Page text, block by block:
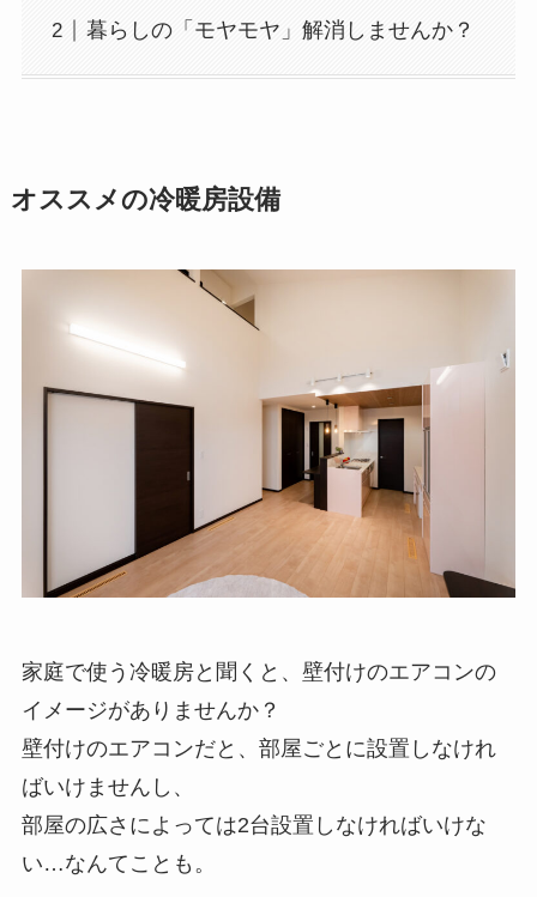
暮らしの「モヤモヤ」解消しませんか？
オススメの冷暖房設備
家庭で使う冷暖房と聞くと、壁付けのエアコンの
イメージがありませんか？
壁付けのエアコンだと、部屋ごとに設置しなけれ
ばいけませんし、
部屋の広さによっては2台設置しなければいけな
い…なんてことも。